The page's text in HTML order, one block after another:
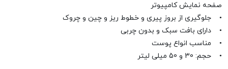
صفحه نمایش کامپیوتر
• جلوگیری از بروز پیری و خطوط ریز و چین و چروک
• دارای بافت سبک و بدون چربی
• مناسب انواع پوست
• حجم: 30 و 50 میلی لیتر